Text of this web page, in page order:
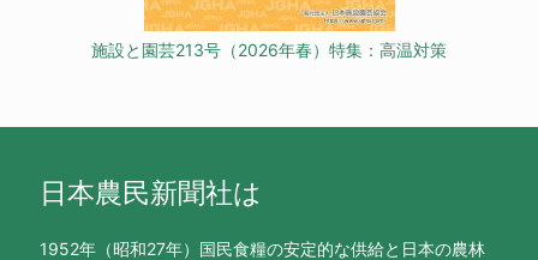
施設と園芸213号（2026年春）特集：高温対策
日本農民新聞社は
1952年（昭和27年）国民食糧の安定的な供給と日本の農林